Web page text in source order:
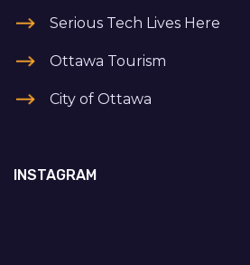
Serious Tech Lives Here
Ottawa Tourism
City of Ottawa
INSTAGRAM